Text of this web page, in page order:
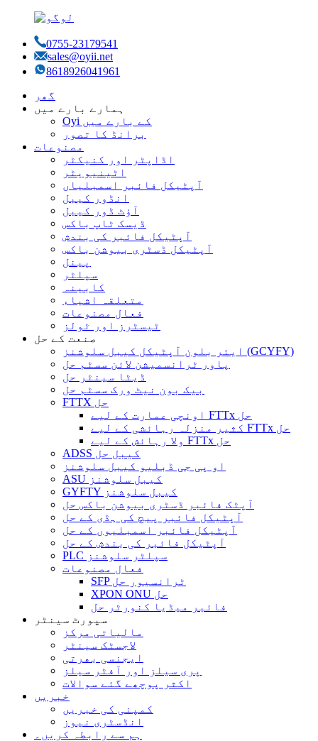
0755-23179541
sales@oyii.net
8618926041961
گھر
ہمارے بارے میں
Oyi کے بارے میں
برانڈ کا تصور
مصنوعات
اڈاپٹر اور کنیکٹر
اٹینیویٹر
آپٹیکل فائبر اسمبلیاں
انڈور کیبل
آؤٹ ڈور کیبل
ڈیسک ٹاپ باکس
آپٹیکل فائبر کی بندش
آپٹیکل ڈسٹری بیوشن باکس
پینل
سپلٹر
کابینہ
متعلقہ اشیاء
فعال مصنوعات
ٹیسٹرز اور ٹولز
صنعت کے حل
ایئر بلون آپٹیکل کیبل سلوشنز (GCYFY)
پاور ٹرانسمیشن لائن سسٹم حل
ڈیٹا سینٹر حل
بیک بون نیٹ ورک سسٹم حل
FTTX حل
اونچی عمارت کے لیے FTTx حل
کثیر منزلہ رہائشی کے لیے FTTx حل
ولا رہائش کے لیے FTTx حل
ADSS کیبل حل
او پی جی ڈبلیو کیبل سلوشنز
ASU کیبل سلوشنز
GYFTY کیبل سلوشنز
آپٹک فائبر ڈسٹری بیوشن باکس حل
آپٹیکل فائبر پیچ کی ہڈی کے حل
آپٹیکل فائبر اسمبلیوں کے حل
آپٹیکل فائبر کی بندش کے حل
PLC سپلٹر سلوشنز
فعال مصنوعات
SFP ٹرانسیور حل
XPON ONU حل
فائبر میڈیا کنورٹر حل
سپورٹ سینٹر
مالیاتی مرکز
لاجسٹک سینٹر
ایجنسی بھرتی
پری سیلز اور آفٹر سیلز
اکثر پوچھے گئے سوالات
خبریں
کمپنی کی خبریں
انڈسٹری نیوز
ہم سے رابطہ کریں۔